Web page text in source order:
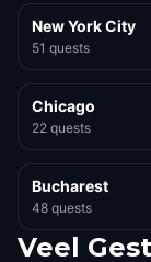
New York City
51 quests
Chicago
22 quests
Bucharest
48 quests
Veel